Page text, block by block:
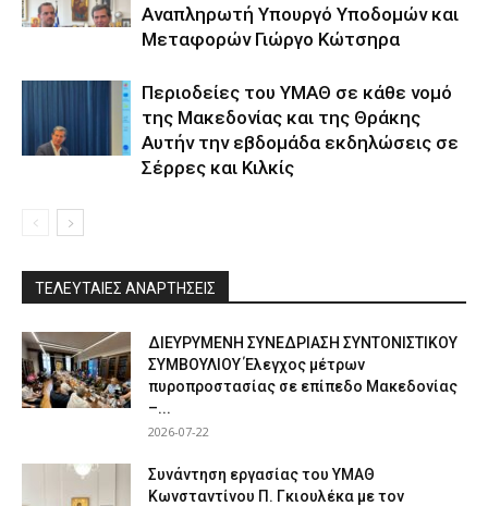
Αναπληρωτή Υπουργό Υποδομών και
Μεταφορών Γιώργο Κώτσηρα
Περιοδείες του ΥΜΑΘ σε κάθε νομό
της Μακεδονίας και της Θράκης
Αυτήν την εβδομάδα εκδηλώσεις σε
Σέρρες και Κιλκίς
ΤΕΛΕΥΤΑΙΕΣ ΑΝΑΡΤΗΣΕΙΣ
ΔΙΕΥΡΥΜΕΝΗ ΣΥΝΕΔΡΙΑΣΗ ΣΥΝΤΟΝΙΣΤΙΚΟΥ
ΣΥΜΒΟΥΛΙΟΥ Έλεγχος μέτρων
πυροπροστασίας σε επίπεδο Μακεδονίας
–...
2026-07-22
Συνάντηση εργασίας του ΥΜΑΘ
Κωνσταντίνου Π. Γκιουλέκα με τον